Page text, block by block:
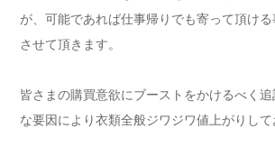
が、可能であれば仕事帰りでも寄って頂け
させて頂きます。
皆さまの購買意欲にブーストをかけるべく
な要因により衣類全般ジワジワ値上がりして